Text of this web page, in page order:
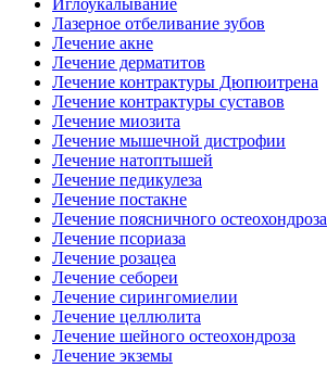
Лазерное отбеливание зубов
Лечение акне
Лечение дерматитов
Лечение контрактуры Дюпюитрена
Лечение контрактуры суставов
Лечение миозита
Лечение мышечной дистрофии
Лечение натоптышей
Лечение педикулеза
Лечение постакне
Лечение поясничного остеохондроза
Лечение псориаза
Лечение розацеа
Лечение себореи
Лечение сирингомиелии
Лечение целлюлита
Лечение шейного остеохондроза
Лечение экземы